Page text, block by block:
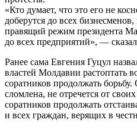
«Кто думает, что это его не
доберутся до всех
правящий режим президента
до всех предприятий», —
Ранее сама Евгения Гуцул
властей Молдавии растоптать
соратников продолжать
сломлена, не отречется от
соратников продолжать
и всех граждан, верящих в